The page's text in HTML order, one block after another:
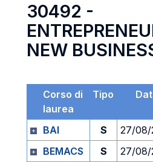
30492 -
NEW
Corso di
laurea
Tipo
BAI
S 27/08/
BEMACS
S 27/08/